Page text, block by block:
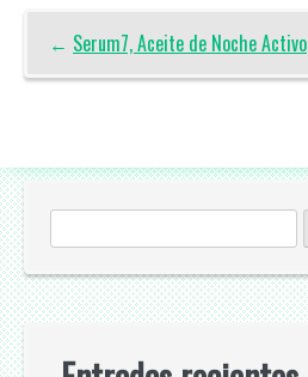
← Serum7, Aceite de Noche Activo